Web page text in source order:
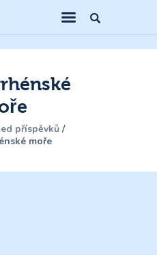
příspěvků
moře